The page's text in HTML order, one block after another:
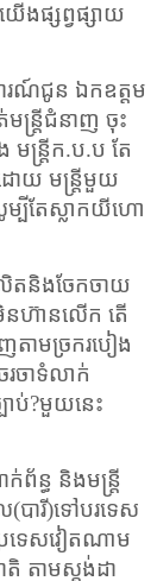
ើងផ្សព្វផ្សាយ
ារណ៍ជូន ឯកឧត្តម
មន្ត្រីជំនាញ ចុះ
មន្ត្រីក.ប.ប តែ
ដោយ មន្ត្រីមួយ
ម្បីតែស្លាកយីហោ
លិតនិងចែកចាយ
ហ៊ានលើក តើ
តាមច្រករបៀង
រចាទំលាក់
ាប់?មួយនេះ
ព័ន្ធ និងមន្ត្រី
បារី)ទៅបរទេស
រទេសវៀតណាម
តិ តាមស្តង់ដា